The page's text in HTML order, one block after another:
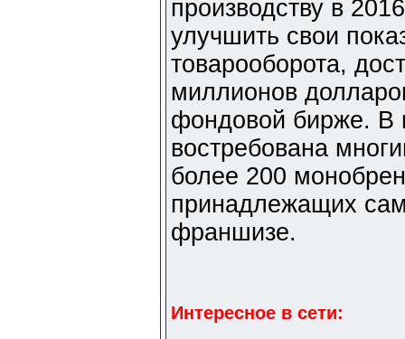
производству в
улучшить свои
товарооборота,
миллионов
фондовой бирже. В
востребована
более 200
принадлежащих
франшизе.
Интересное в сети: